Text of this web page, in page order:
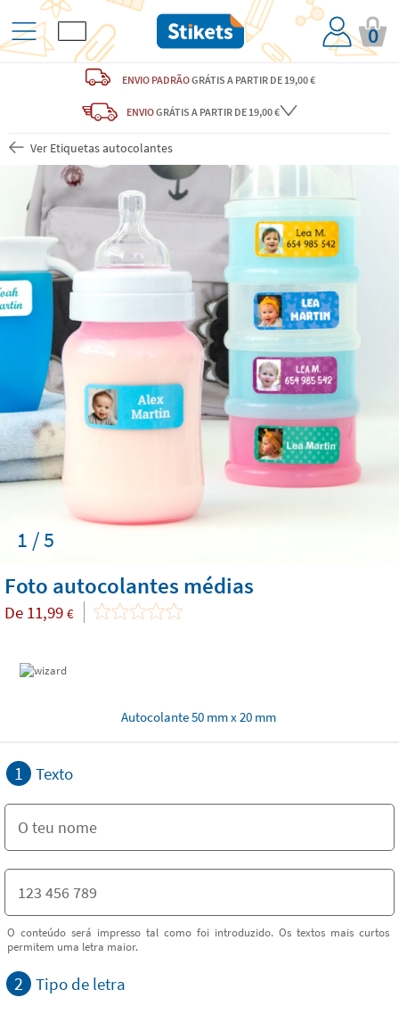
0
ENVIO PADRÃOGRÁTIS A PARTIR DE 19,00 €
ENVIOGRÁTIS A PARTIR DE 19,00 €
Ver Etiquetas autocolantes
1 / 5
Foto autocolantes médias
De 11,99 €
Autocolante 50 mm x 20 mm
1 Texto
O conteúdo será impresso tal como foi introduzido. Os textos mais curtos
permitem uma letra maior.
2 Tipo de letra